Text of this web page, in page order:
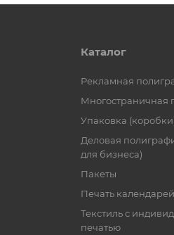
Каталог
Рекламная
Многостраничная
Упаковка
Деловая
для бизнеса)
Пакеты
Печать календарей
Текстиль с
печатью